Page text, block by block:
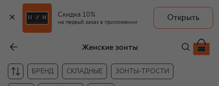
Скидка 10%
на первый заказ в приложении
Открыть
Женские зонты
БРЕНД СКЛАДНЫЕ ЗОНТЫ-ТРОСТИ